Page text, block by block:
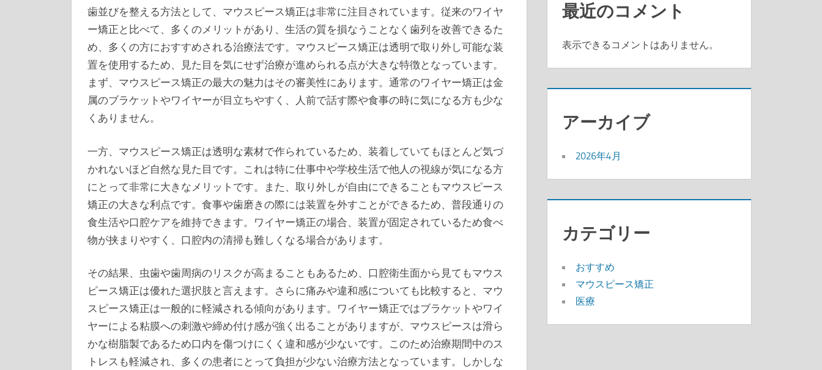
歯並びを整える方法として、マウスピース矯正は非常に注目されています。 従来のワイヤ
ー矯正と比べて、多くのメリットがあり、生活の質を損なうことなく歯列を改善できるた
め、多くの方におすすめされる治療法です。マウスピース矯正は透明で取り外し可能な装
置を使用するため、見た目を気にせず治療が進められる点が大きな特徴となっています。
まず、マウスピース矯正の最大の魅力はその審美性にあります。通常のワイヤー矯正は金
属のブラケットやワイヤーが目立ちやすく、人前で話す際や食事の時に気になる方も少な
くありません。
一方、マウスピース矯正は透明な素材で作られているため、装着していてもほとんど気づ
かれないほど自然な見た目です。これは特に仕事中や学校生活で他人の視線が気になる方
にとって非常に大きなメリットです。また、取り外しが自由にできることもマウスピース
矯正の大きな利点です。食事や歯磨きの際には装置を外すことができるため、普段通りの
食生活や口腔ケアを維持できます。ワイヤー矯正の場合、装置が固定されているため食べ
物が挟まりやすく、口腔内の清掃も難しくなる場合があります。
その結果、虫歯や歯周病のリスクが高まることもあるため、口腔衛生面から見てもマウス
ピース矯正は優れた選択肢と言えます。さらに痛みや違和感についても比較すると、マウ
スピース矯正は一般的に軽減される傾向があります。ワイヤー矯正ではブラケットやワイ
ヤーによる粘膜への刺激や締め付け感が強く出ることがありますが、マウスピースは滑ら
かな樹脂製であるため口内を傷つけにくく違和感が少ないです。このため治療期間中のス
トレスも軽減され、多くの患者にとって負担が少ない治療方法となっています。しかしな
最近のコメント
表示できるコメントはありません。
アーカイブ
2026年4月
カテゴリー
おすすめ
マウスピース矯正
医療